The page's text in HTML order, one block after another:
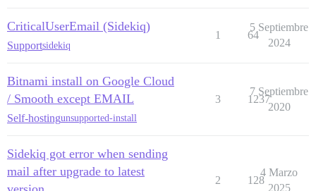
CriticalUserEmail (Sidekiq)
Supportsidekiq
1 64
5 Septiembre
2024
Bitnami install on Google Cloud
/ Smooth except EMAIL
Self-hostingunsupported-install
3 1237
7 Septiembre
2020
Sidekiq got error when sending
mail after upgrade to latest
2 128
4 Marzo
2025